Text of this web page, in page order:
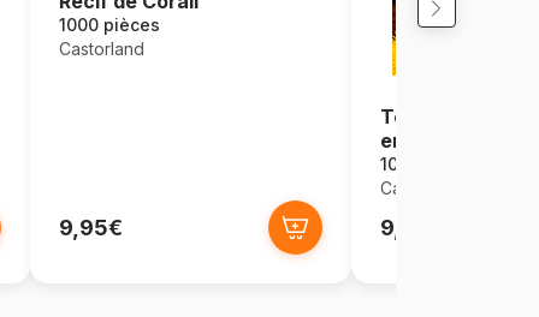
1000 pièces
Castorland
9,95€
Tournesols
en Forme de
1000 pièces
Castorland
9,95€